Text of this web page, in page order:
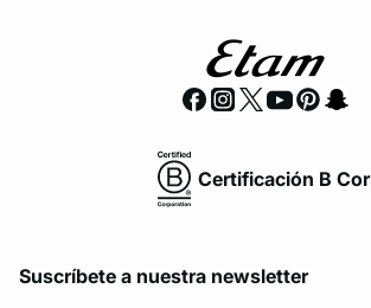
Certificación B
Suscríbete a nuestra newsletter